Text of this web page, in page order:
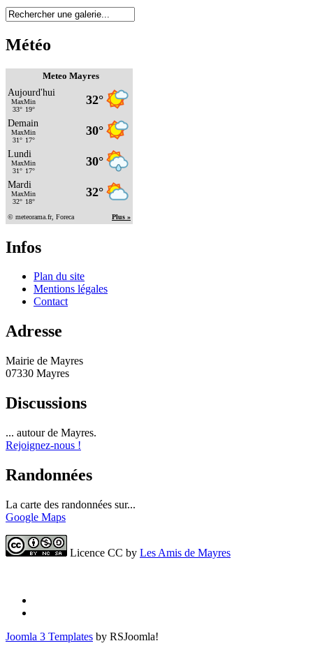
Météo
Meteo Mayres
Infos
Plan du site
Mentions légales
Contact
Adresse
Mairie de Mayres
07330 Mayres
Discussions
... autour de Mayres.
Rejoignez-nous !
Randonnées
La carte des randonnées sur...
Google Maps
Licence CC by Les Amis de Mayres
Joomla 3 Templates by RSJoomla!